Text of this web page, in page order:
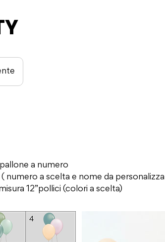
a numero
numero a scelta e nome da
12”pollici (colori a scelta)